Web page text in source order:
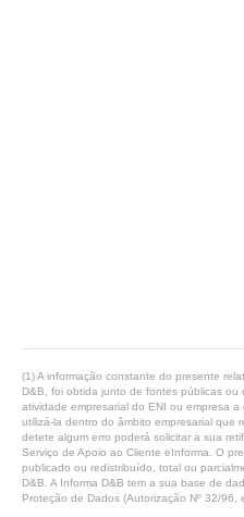
(1) A informação constante do presente
D&B, foi obtida junto de fontes públicas
atividade empresarial do ENI ou empresa
utilizá-la dentro do âmbito empresarial que
detete algum erro poderá solicitar a sua
Serviço de Apoio ao Cliente eInforma. O
publicado ou redistribuído, total ou
D&B. A Informa D&B tem a sua base de
Proteção de Dados (Autorização Nº 32/96,